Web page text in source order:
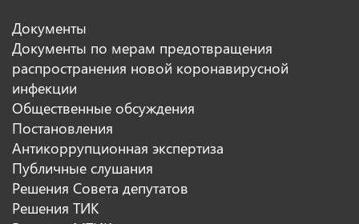
Документы
Документы по мерам предотвращения
распространения новой коронавирусной
инфекции
Общественные обсуждения
Постановления
Антикоррупционная экспертиза
Публичные слушания
Решения Совета депутатов
Решения ТИК